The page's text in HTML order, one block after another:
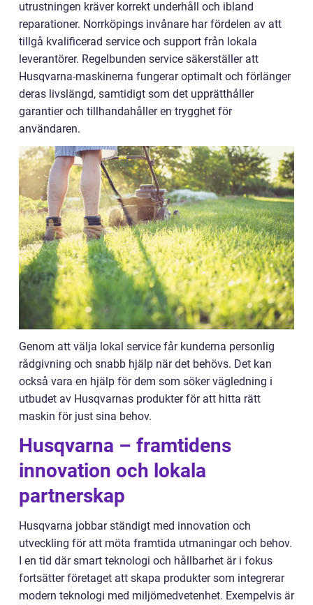
utrustningen kräver korrekt underhåll och ibland
reparationer. Norrköpings invånare har fördelen av att
tillgå kvalificerad service och support från lokala
leverantörer. Regelbunden service säkerställer att
Husqvarna-maskinerna fungerar optimalt och förlänger
deras livslängd, samtidigt som det upprätthåller
garantier och tillhandahåller en trygghet för
användaren.
Genom att välja lokal service får kunderna personlig
rådgivning och snabb hjälp när det behövs. Det kan
också vara en hjälp för dem som söker vägledning i
utbudet av Husqvarnas produkter för att hitta rätt
maskin för just sina behov.
Husqvarna – framtidens
innovation och lokala
partnerskap
Husqvarna jobbar ständigt med innovation och
utveckling för att möta framtida utmaningar och behov.
I en tid där smart teknologi och hållbarhet är i fokus
fortsätter företaget att skapa produkter som integrerar
modern teknologi med miljömedvetenhet. Exempelvis är